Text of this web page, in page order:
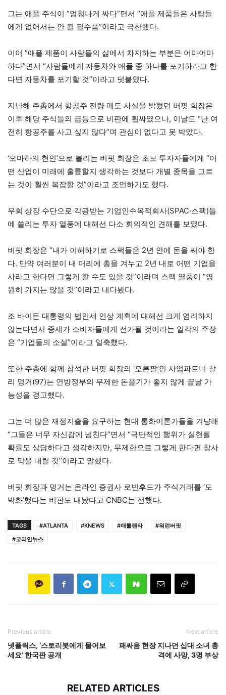
그는 애플 주식이 “엄청나게 싸다”면서 “애플 제품들은 사람들
에게 없어서는 안 될 필수품”이라고 극찬했다.
이어 “애플 제품이 사람들의 삶에서 차지하는 부분은 어마어마
하다”면서 “사람들에게 자동차와 애플 중 하나를 포기하라고 한
다면 자동차를 포기할 것”이라고 덧붙였다.
지난해 주총에서 항공주 전량 매도 사실을 밝혔던 버핏 회장은
이후 해당 주식들의 급등으로 비판에 휩싸였으나, 이날도 “난 여
전히 항공주를 사고 싶지 않다”며 관심이 없다고 못 박았다.
‘오마하의 현인’으로 불리는 버핏 회장은 초보 투자자들에게 “어
떤 산업이 미래에 훌륭할지 생각하는 것보다 개별 종목을 고르
는 것이 훨씬 복잡할 것”이라고 조언하기도 했다.
우회 상장 수단으로 각광받는 기업인수목적회사(SPAC·스팩)들
에 쏠리는 투자 열풍에 대해선 다소 회의적인 견해를 보였다.
버핏 회장은 “내가 이해하기로 스팩들은 2년 안에 돈을 써야 한
다. 만약 여러분이 내 머리에 총을 겨누고 2년 내로 어떤 기업을
사라고 한다면 그렇게 할 수도 있을 것”이라며 스팩 열풍이 “영
원히 가지는 않을 것”이라고 내다봤다.
조 바이든 대통령의 법인세 인상 계획에 대해선 크게 염려하지
않는다면서 증세가 소비자들에게 전가될 것이라는 일각의 주장
은 “기업들의 소설”이라고 일축했다.
또한 주총에 함께 참석한 버핏 회장의 ‘오른팔’인 사업파트너 찰
리 멍거(97)는 연방정부의 무제한 돈풀기가 좋지 않게 끝날 가
능성을 경고했다.
그는 더 많은 재정지출을 요구하는 현대 통화이론가들을 겨냥해
“그들은 너무 자신감에 넘친다”면서 “극단적인 행위가 실현될
확률도 상당하다고 생각하지만, 무제한으로 그렇게 한다면 참사
로 막을 내릴 것”이라고 말했다.
버핏 회장과 멍거는 온라인 증권사 로빈후드가 주식거래를 ‘도
박화’했다는 비판도 내놨다고 CNBC는 전했다.
TAGS #ATLANTA #KNEWS #애틀랜타
#워런버핏
#코리안뉴스
Previous article
넷플릭스, ‘스토리봇에게 물어보
세요’ 한국판 공개
Next article
패싸움 현장 지나던 십대 소녀 총
격에 사망, 3명 부상
RELATED ARTICLES